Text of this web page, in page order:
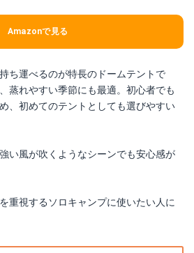
Amazonで見る
ち運べるのが特長のドームテントで
蒸れやすい季節にも最適。初心者でも
、初めてのテントとしても選びやすい
い風が吹くようなシーンでも安心感が
重視するソロキャンプに使いたい人に